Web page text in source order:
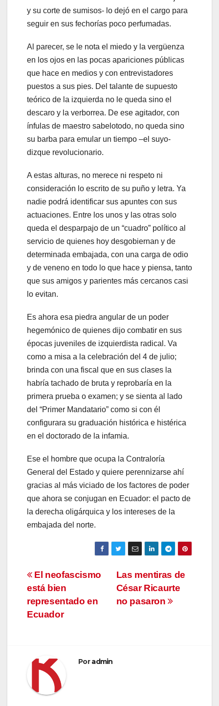
y su corte de sumisos- lo dejó en el cargo para
seguir en sus fechorías poco perfumadas.
Al parecer, se le nota el miedo y la vergüenza
en los ojos en las pocas apariciones públicas
que hace en medios y con entrevistadores
puestos a sus pies. Del talante de supuesto
teórico de la izquierda no le queda sino el
descaro y la verborrea. De ese agitador, con
ínfulas de maestro sabelotodo, no queda sino
su barba para emular un tiempo –el suyo-
dizque revolucionario.
A estas alturas, no merece ni respeto ni
consideración lo escrito de su puño y letra. Ya
nadie podrá identificar sus apuntes con sus
actuaciones. Entre los unos y las otras solo
queda el desparpajo de un “cuadro” político al
servicio de quienes hoy desgobiernan y de
determinada embajada, con una carga de odio
y de veneno en todo lo que hace y piensa, tanto
que sus amigos y parientes más cercanos casi
lo evitan.
Es ahora esa piedra angular de un poder
hegemónico de quienes dijo combatir en sus
épocas juveniles de izquierdista radical. Va
como a misa a la celebración del 4 de julio;
brinda con una fiscal que en sus clases la
habría tachado de bruta y reprobaría en la
primera prueba o examen; y se sienta al lado
del “Primer Mandatario” como si con él
configurara su graduación histórica e histérica
en el doctorado de la infamia.
Ese el hombre que ocupa la Contraloría
General del Estado y quiere perennizarse ahí
gracias al más viciado de los factores de poder
que ahora se conjugan en Ecuador: el pacto de
la derecha oligárquica y los intereses de la
embajada del norte.
Navegación
de
entradas
Las mentiras de
César Ricaurte
no pasaron
El neofascismo
está bien
representado en
Ecuador
Poradmin